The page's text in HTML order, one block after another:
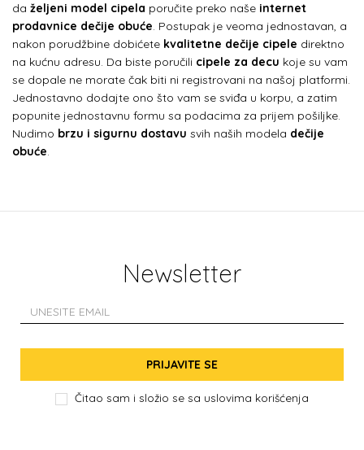
da željeni model cipela poručite preko naše internet
prodavnice dečije obuće. Postupak je veoma jednostavan, a
nakon porudžbine dobićete kvalitetne dečije cipele direktno
na kućnu adresu. Da biste poručili cipele za decu koje su vam
se dopale ne morate čak biti ni registrovani na našoj platformi.
Jednostavno dodajte ono što vam se sviđa u korpu, a zatim
popunite jednostavnu formu sa podacima za prijem pošiljke.
Nudimo brzu i sigurnu dostavu svih naših modela dečije
obuće.
Newsletter
PRIJAVITE SE
Čitao sam i složio se sa uslovima korišćenja